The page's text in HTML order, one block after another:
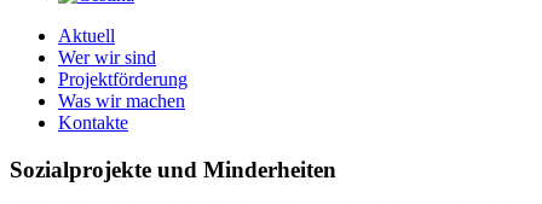
Aktuell
Wer wir sind
Projektförderung
Was wir machen
Kontakte
Sozialprojekte und Minderheiten